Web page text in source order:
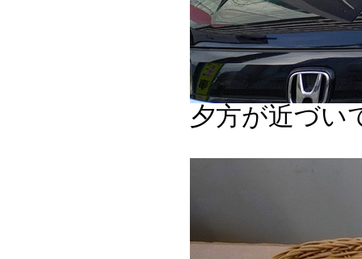
夕方が近づい